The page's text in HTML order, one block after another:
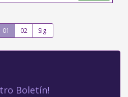
01 02 Sig.
Boletín!